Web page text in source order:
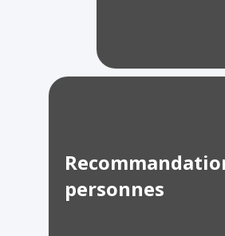
personnes